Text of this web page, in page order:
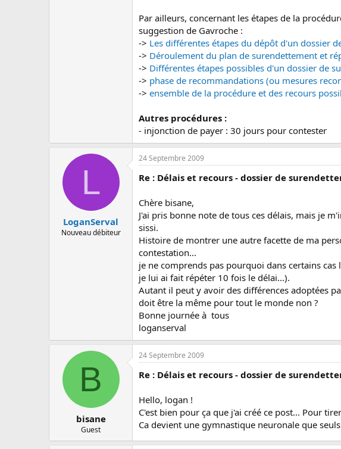
Par ailleurs, concernant les étapes de la
suggestion de Gavroche :
-> Les différentes étapes du dépôt d'un dossier
-> Déroulement du plan de surendettement et
-> Différentes étapes possibles d'un dossier de
-> phase de recommandations (ou mesures
-> ensemble de la procédure et des recours
Autres procédures :
- injonction de payer : 30 jours pour contester
L
LoganServal
Nouveau débiteur
24 Septembre 2009
Re : Délais et recours - dossier de
Chère bisane,
J'ai pris bonne note de tous ces délais, mais je
sissi.
Histoire de montrer une autre facette de ma
contestation...
je ne comprends pas pourquoi dans certains
je lui ai fait répéter 10 fois le délai...).
Autant il peut y avoir des différences adoptées
doit être la même pour tout le monde non ?
Bonne journée à tous
loganserval
B
bisane
Guest
24 Septembre 2009
Re : Délais et recours - dossier de
Hello, logan !
C'est bien pour ça que j'ai créé ce post... Pour
Ca devient une gymnastique neuronale que